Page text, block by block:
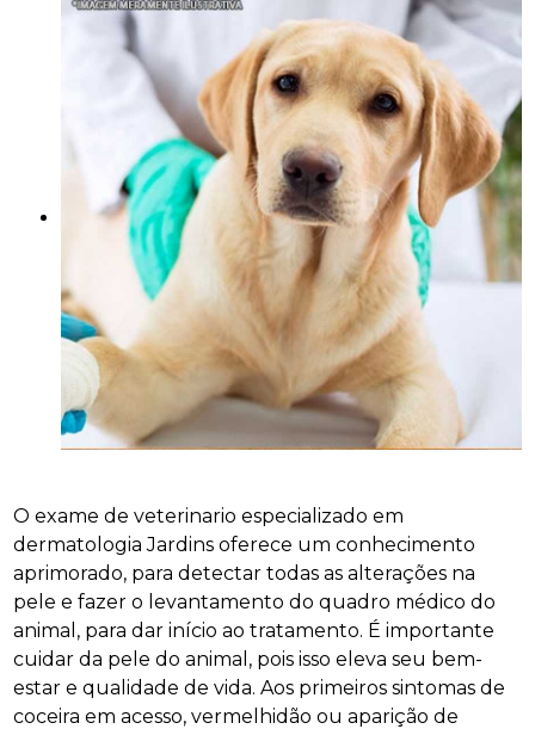
O exame de veterinario especializado em
dermatologia Jardins oferece um conhecimento
aprimorado, para detectar todas as alterações na
pele e fazer o levantamento do quadro médico do
animal, para dar início ao tratamento. É importante
cuidar da pele do animal, pois isso eleva seu bem-
estar e qualidade de vida. Aos primeiros sintomas de
coceira em acesso, vermelhidão ou aparição de